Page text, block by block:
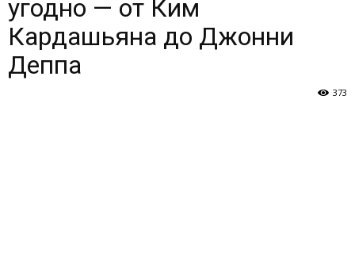
угодно — от Ким
Кардашьяна до Джонни
Деппа
373